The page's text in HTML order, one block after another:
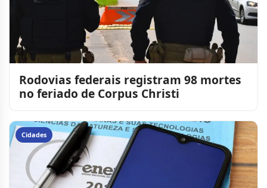
Rodovias federais registram 98 mortes
no feriado de Corpus Christi
Cidades